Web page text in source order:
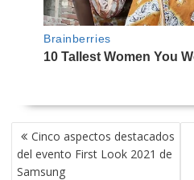
NAVEGACIÓN
DE
ENTRADAS
Cinco aspectos destacados
del evento First Look 2021 de
Samsung